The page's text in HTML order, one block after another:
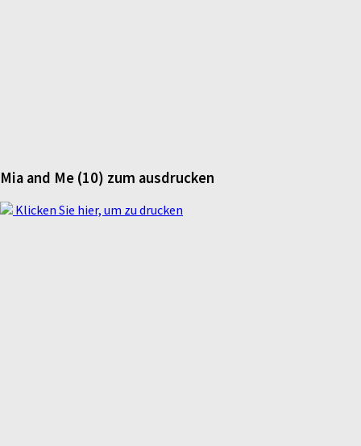
Mia and Me (10) zum ausdrucken
Klicken Sie hier, um zu drucken